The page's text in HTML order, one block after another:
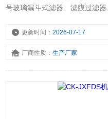
号玻璃漏斗式滤器、滤膜过滤
更新时间：2026-07-17
厂商性质：生产厂家